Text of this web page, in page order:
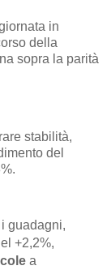
in
della
sopra la parità
stabilità,
del
guadagni,
+2,2%,
a